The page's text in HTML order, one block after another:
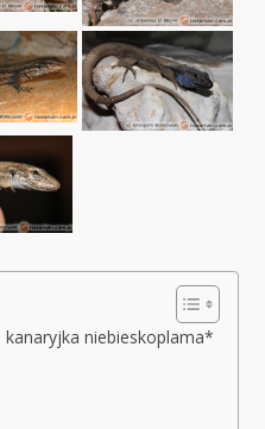
niebieskoplama*